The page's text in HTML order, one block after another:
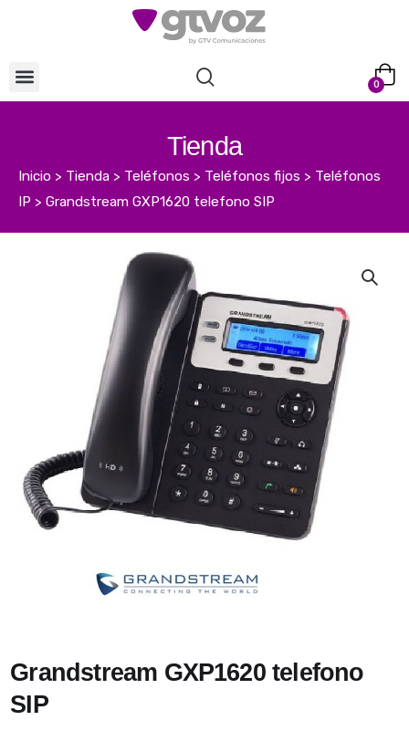
0
Tienda
Inicio > Tienda > Teléfonos > Teléfonos fijos > Teléfonos
IP > Grandstream GXP1620 telefono SIP
Grandstream GXP1620 telefono
SIP